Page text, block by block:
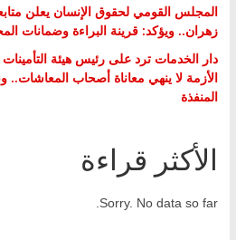
المجلس القومي لحقوق الإنسان يعلن
زهران.. ويؤكد: قرينة البراءة وضمانات
دار الخدمات ترد على رئيس هيئة
الأزمة لا ينهي معاناة أصحاب
المنفذة
الأكثر قراءة
Sorry. No data so far.